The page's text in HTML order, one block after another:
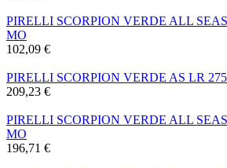
PIRELLI SCORPION VERDE ALL
MO
102,09 €
PIRELLI SCORPION VERDE AS LR
209,23 €
PIRELLI SCORPION VERDE ALL
MO
196,71 €